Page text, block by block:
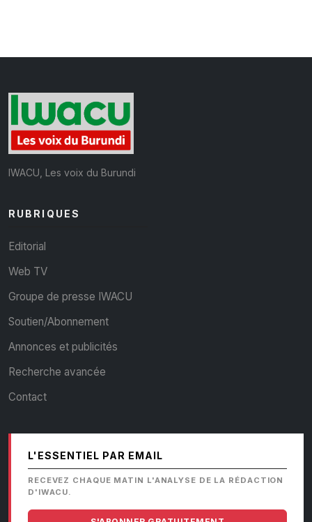
IWACU, Les voix du Burundi
RUBRIQUES
Editorial
Web TV
Groupe de presse IWACU
Soutien/Abonnement
Annonces et publicités
Recherche avancée
Contact
L'ESSENTIEL PAR EMAIL
RECEVEZ CHAQUE MATIN L'ANALYSE DE LA RÉDACTION
D'IWACU.